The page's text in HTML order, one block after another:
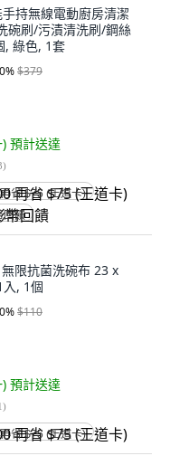
持無線電動廚房清潔
碗刷/污漬清洗刷/鋼絲
, 綠色, 1套
%$379
預計送達
)
省 $75 (王道卡)
回饋
限抗菌洗碗布 23 x
, 1個
%$110
預計送達
)
省 $75 (王道卡)